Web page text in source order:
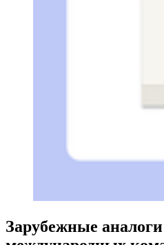
Зарубежные